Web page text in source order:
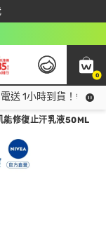
0
送 1小時到貨！領神
能修復止汗乳液50ML